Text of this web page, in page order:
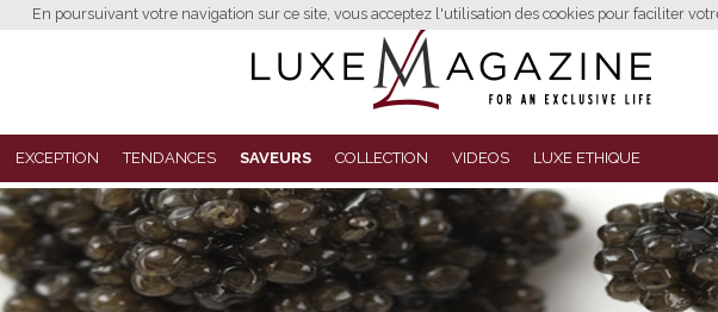
En poursuivant votre navigation sur ce site, vous acceptez l'utilisation des cookies pour faciliter
EXCEPTION TENDANCES SAVEURS COLLECTION VIDEOS LUXE ETHIQUE